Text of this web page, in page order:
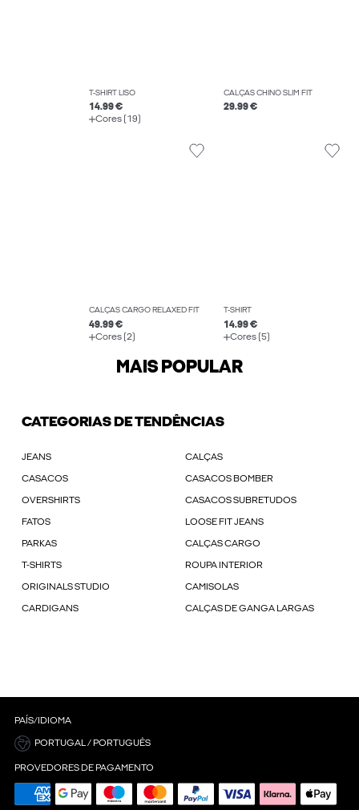
T-SHIRT LISO
14.99 €
Cores (19)
CALÇAS CHINO SLIM FIT
29.99 €
CALÇAS CARGO RELAXED FIT
49.99 €
Cores (2)
T-SHIRT
14.99 €
Cores (5)
MAIS POPULAR
CATEGORIAS DE TENDÊNCIAS
JEANS CALÇAS
CASACOS CASACOS BOMBER
OVERSHIRTS CASACOS SUBRETUDOS
FATOS LOOSE FIT JEANS
PARKAS CALÇAS CARGO
T-SHIRTS ROUPA INTERIOR
ORIGINALS STUDIO CAMISOLAS
CARDIGANS CALÇAS DE GANGA LARGAS
PAÍS/IDIOMA
PORTUGAL / PORTUGUÊS
PROVEDORES DE PAGAMENTO